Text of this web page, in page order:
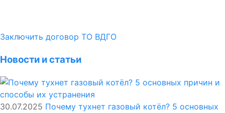
Заключить договор ТО ВДГО
Новости и статьи
30.07.2025 Почему тухнет газовый котёл? 5 основных